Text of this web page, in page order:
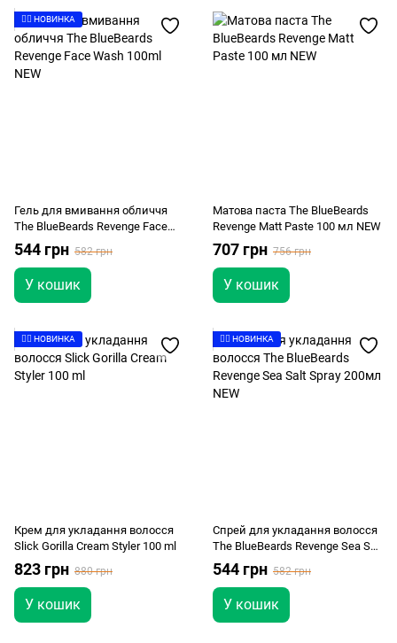
👉🏻 НОВИНКА
Гель для вмивання обличчя
The BlueBeards Revenge Face
Wash 100ml NEW
544 грн 582 грн
У кошик
Матова паста The BlueBeards
Revenge Matt Paste 100 мл NEW
707 грн 756 грн
У кошик
👉🏻 НОВИНКА
Крем для укладання волосся
Slick Gorilla Cream Styler 100 ml
823 грн 880 грн
У кошик
👉🏻 НОВИНКА
Спрей для укладання волосся
The BlueBeards Revenge Sea Salt
Spray 200мл NEW
544 грн 582 грн
У кошик